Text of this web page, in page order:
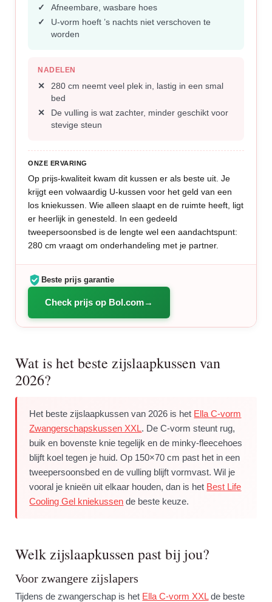
Afneembare, wasbare hoes
U-vorm hoeft ’s nachts niet verschoven te
worden
NADELEN
280 cm neemt veel plek in, lastig in een smal
bed
De vulling is wat zachter, minder geschikt voor
stevige steun
ONZE ERVARING
Op prijs-kwaliteit kwam dit kussen er als beste uit. Je
krijgt een volwaardig U-kussen voor het geld van een
los kniekussen. Wie alleen slaapt en de ruimte heeft, ligt
er heerlijk in genesteld. In een gedeeld
tweepersoonsbed is de lengte wel een aandachtspunt:
280 cm vraagt om onderhandeling met je partner.
Beste prijs garantie
Check prijs op Bol.com
Wat is het beste zijslaapkussen van
2026?
Het beste zijslaapkussen van 2026 is het Ella C-vorm
Zwangerschapskussen XXL. De C-vorm steunt rug,
buik en bovenste knie tegelijk en de minky-fleecehoes
blijft koel tegen je huid. Op 150×70 cm past het in een
tweepersoonsbed en de vulling blijft vormvast. Wil je
vooral je knieën uit elkaar houden, dan is het Best Life
Cooling Gel kniekussen de beste keuze.
Welk zijslaapkussen past bij jou?
Voor zwangere zijslapers
Tijdens de zwangerschap is het Ella C-vorm XXL de beste